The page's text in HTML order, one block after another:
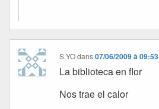
S.YOdans07/06/2009 à 09:53
La biblioteca en flor
Nos trae el calor